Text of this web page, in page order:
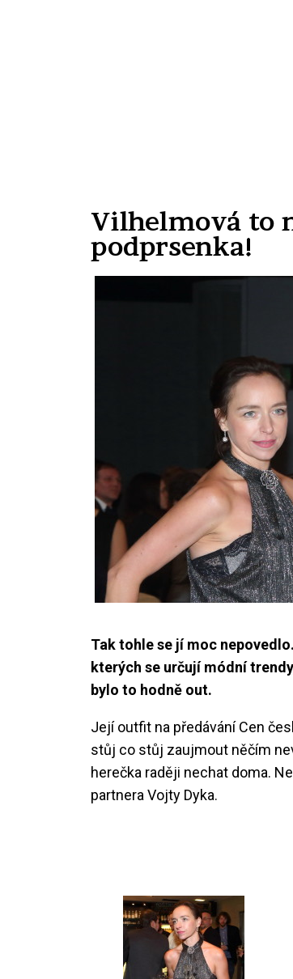
Vilhelmová to
podprsenka!
Tak tohle se jí moc
kterých se určují módní
bylo to hodně out.
Její outfit na předávání Cen
stůj co stůj zaujmout něčím
herečka raději nechat doma.
partnera Vojty Dyka.